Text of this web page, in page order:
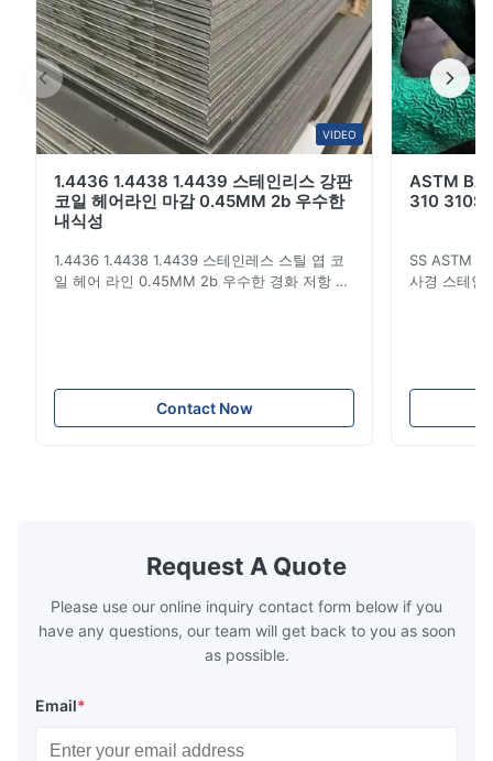
색 RAL ...
VIDEO
1.4436 1.4438 1.4439 스테인리스 강판
코일 헤어라인 마감 0.45MM 2b 우수한
내식성
1.4436 1.4438 1.4439 스테인레스 스틸 엽 코
일 헤어 라인 0.45MM 2b 우수한 경화 저항 스
성. 중공업 및 경공업, 일상 생활용품 산업 및
건축 장식 산업에서 사용됩니다. 1. 스테인레스
스틸에는 다양한 등급이 있습니다.각기 다른 강
Contact Now
ASTM BA
310 310S
SS ASTM
사경 스테인
슬릿 에지
Request A Quote
Please use our online inquiry contact form below if you
have any questions, our team will get back to you as soon
as possible.
Email*